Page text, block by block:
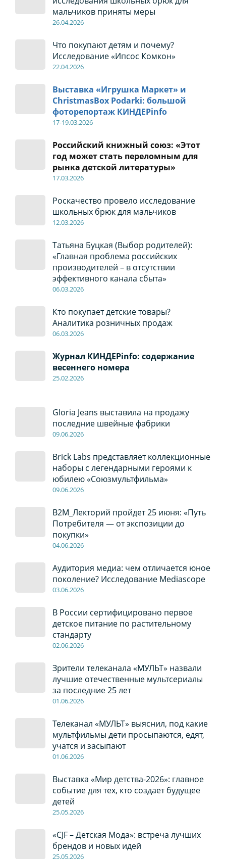
мальчиков приняты меры
26.04.2026
Что покупают детям и почему?
Исследование «Ипсос Комкон»
22.04.2026
Выставка «Игрушка Маркет» и
ChristmasBox Podarki: большой
фоторепортаж КИНДЕРinfo
17-19.03.2026
Российский книжный союз: «Этот
год может стать переломным для
рынка детской литературы»
17.03.2026
Роскачество провело исследование
школьных брюк для мальчиков
12.03.2026
Татьяна Буцкая (Выбор родителей):
«Главная проблема российских
производителей – в отсутствии
эффективного канала сбыта»
06.03.2026
Кто покупает детские товары?
Аналитика розничных продаж
06.03.2026
Журнал КИНДЕРinfo: содержание
весеннего номера
25.02.2026
Gloria Jeans выставила на продажу
последние швейные фабрики
09.06.2026
Brick Labs представляет коллекционные
наборы с легендарными героями к
юбилею «Союзмультфильма»
09.06.2026
B2M_Лекторий пройдет 25 июня: «Путь
Потребителя — от экспозиции до
покупки»
04.06.2026
Аудитория медиа: чем отличается юное
поколение? Исследование Mediascope
03.06.2026
В России сертифицировано первое
детское питание по растительному
стандарту
02.06.2026
Зрители телеканала «МУЛЬТ» назвали
лучшие отечественные мультсериалы
за последние 25 лет
01.06.2026
Телеканал «МУЛЬТ» выяснил, под какие
мультфильмы дети просыпаются, едят,
учатся и засыпают
01.06.2026
Выставка «Мир детства-2026»: главное
событие для тех, кто создает будущее
детей
25.05.2026
«CJF – Детская Мода»: встреча лучших
брендов и новых идей
25.05.2026